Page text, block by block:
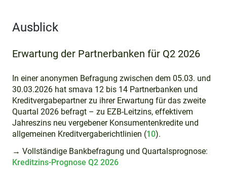
Ausblick
Erwartung der Partnerbanken für Q2 2026
In einer anonymen Befragung zwischen dem 05.03. und
30.03.2026 hat smava 12 bis 14 Partnerbanken und
Kreditvergabepartner zu ihrer Erwartung für das zweite
Quartal 2026 befragt – zu EZB-Leitzins, effektivem
Jahreszins neu vergebener Konsumentenkredite und
allgemeinen Kreditvergaberichtlinien (10).
→ Vollständige Bankbefragung und Quartalsprognose:
Kreditzins-Prognose Q2 2026